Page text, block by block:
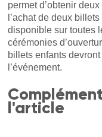
permet d’obtenir
l’achat de deux
disponible sur toutes
cérémonies
billets enfants
l’événement.
l'article